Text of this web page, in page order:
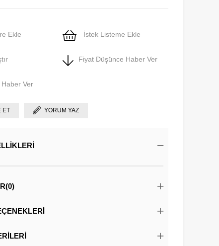
Ekle İstek Listeme Ekle
Fiyat Düşünce Haber Ver
Ver
ET YORUM YAZ
(0)